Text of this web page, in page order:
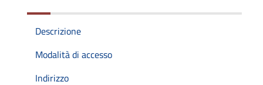
Descrizione
Modalità di accesso
Indirizzo